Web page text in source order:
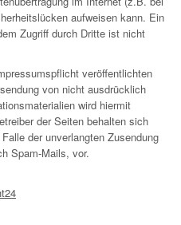
aufweisen kann. Ein
Zugriff durch Dritte ist nicht
veröffentlichten
von nicht ausdrücklich
wird hiermit
der Seiten behalten sich
der unverlangten Zusendung
Spam-Mails, vor.